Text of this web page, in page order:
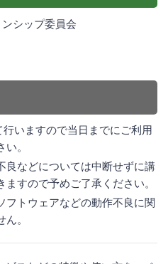
シップ委員会
いますので当日までにご利用
。
良などについては中断せずに講
すので予めご了承ください。
フトウェアなどの動作不良に関
ん。